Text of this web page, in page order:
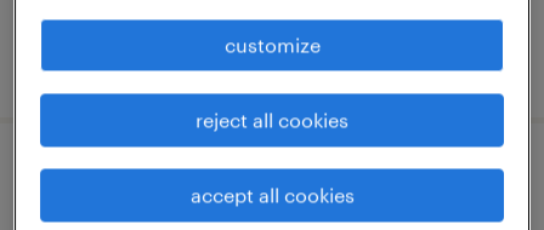
posted 30 april 2026
it・web系のテレオペ・テレマーケティン
グ・コールセンター
customize
reject all cookies
accept all cookies